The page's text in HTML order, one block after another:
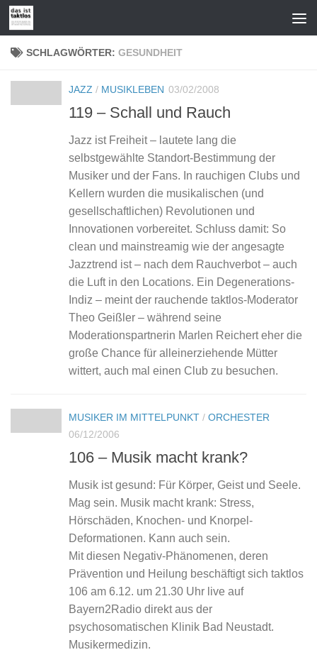
Zum Inhalt springen
SCHLAGWÖRTER: GESUNDHEIT
JAZZ / MUSIKLEBEN 03/02/2008
119 – Schall und Rauch
Jazz ist Freiheit – lautete lang die
selbstgewählte Standort-Bestimmung der
Musiker und der Fans. In rauchigen Clubs und
Kellern wurden die musikalischen (und
gesellschaftlichen) Revolutionen und
Innovationen vorbereitet. Schluss damit: So
clean und mainstreamig wie der angesagte
Jazztrend ist – nach dem Rauchverbot – auch
die Luft in den Locations. Ein Degenerations-
Indiz – meint der rauchende taktlos-Moderator
Theo Geißler – während seine
Moderationspartnerin Marlen Reichert eher die
große Chance für alleinerziehende Mütter
wittert, auch mal einen Club zu besuchen.
MUSIKER IM MITTELPUNKT / ORCHESTER
06/12/2006
106 – Musik macht krank?
Musik ist gesund: Für Körper, Geist und Seele.
Mag sein. Musik macht krank: Stress,
Hörschäden, Knochen- und Knorpel-
Deformationen. Kann auch sein.
Mit diesen Negativ-Phänomenen, deren
Prävention und Heilung beschäftigt sich taktlos
106 am 6.12. um 21.30 Uhr live auf
Bayern2Radio direkt aus der
psychosomatischen Klinik Bad Neustadt.
Musikermedizin.